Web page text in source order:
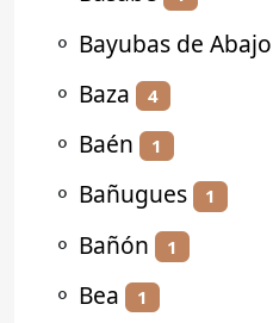
⚬ Bayubas de Abajo
⚬ Baza 4
⚬ Baén 1
⚬ Bañugues 1
⚬ Bañón 1
⚬ Bea 1